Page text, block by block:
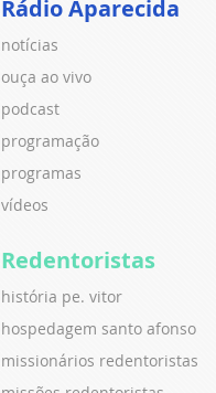
Rádio Aparecida
notícias
ouça ao vivo
podcast
programação
programas
vídeos
Redentoristas
história pe. vitor
hospedagem santo afonso
missionários redentoristas